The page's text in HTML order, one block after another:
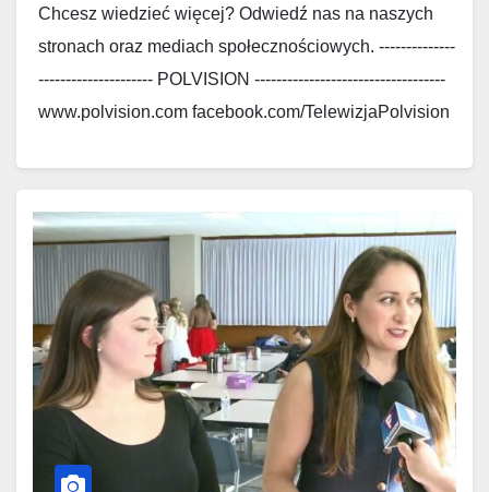
Chcesz wiedzieć więcej? Odwiedź nas na naszych
stronach oraz mediach społecznościowych. --------------
--------------------- POLVISION -----------------------------------
www.polvision.com facebook.com/TelewizjaPolvision